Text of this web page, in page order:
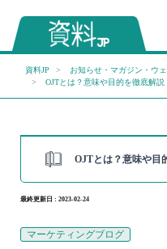
資料JP お知らせ・マガジン・ウ
OJTとは？意味や目的を徹底解説
OJTとは？意味や目
最終更新日 : 2023-02-24
マーケティングブログ